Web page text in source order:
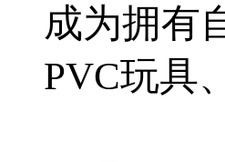
成为拥有
PVC玩具